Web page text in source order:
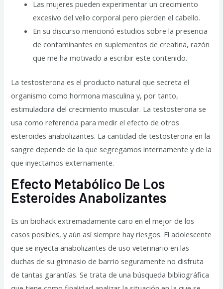
Las mujeres pueden experimentar un crecimiento
excesivo del vello corporal pero pierden el cabello.
En su discurso mencionó estudios sobre la presencia
de contaminantes en suplementos de creatina, razón
que me ha motivado a escribir este contenido.
La testosterona es el producto natural que secreta el
organismo como hormona masculina y, por tanto,
estimuladora del crecimiento muscular. La testosterona se
usa como referencia para medir el efecto de otros
esteroides anabolizantes. La cantidad de testosterona en la
sangre depende de la que segregamos internamente y de la
que inyectamos externamente.
Efecto Metabólico De Los
Esteroides Anabolizantes
Es un biohack extremadamente caro en el mejor de los
casos posibles, y aún así siempre hay riesgos. El adolescente
que se inyecta anabolizantes de uso veterinario en las
duchas de su gimnasio de barrio seguramente no disfruta
de tantas garantías. Se trata de una búsqueda bibliográfica